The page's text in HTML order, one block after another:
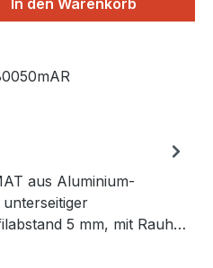
In den Warenkorb
aus Aluminium-
5 mm, mit Rauh…